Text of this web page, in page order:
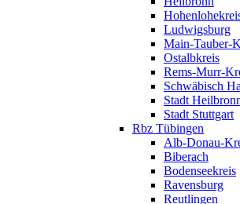
Ludwigsburg
Main-Tauber-
Ostalbkreis
Rems-Murr-
Schwäbisch
Stadt
Stadt Stuttgart
Rbz Tübingen
Alb-Donau-
Biberach
Bodenseekreis
Ravensburg
Reutlingen